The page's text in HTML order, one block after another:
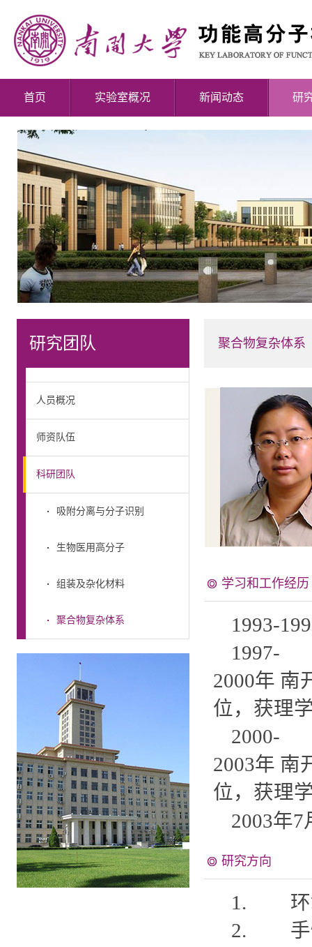
首页 实验室概况 新闻动态 研
研究团队
人员概况
师资队伍
科研团队
吸附分离与分子识别
生物医用高分子
组装及杂化材料
聚合物复杂体系
聚合物复杂体系
学习和工作经历
1993-
1997-
2000年 南
位，获理
2000-
2003年 南
位，获理
2003年
研究方向
1. 环氧
2. 手性